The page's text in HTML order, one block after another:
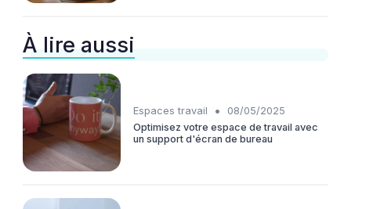
À lire aussi
Espaces travail •
08/05/2025
Optimisez votre espace de travail avec
un support d'écran de bureau